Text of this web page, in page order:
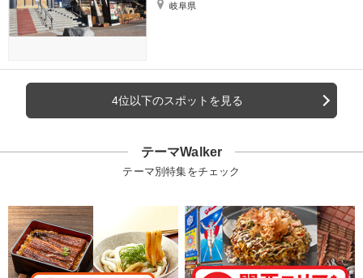
岐阜県
4位以下のスポットを見る
テーマWalker
テーマ別特集をチェック